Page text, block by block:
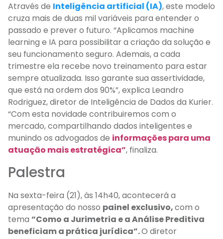
Através de Inteligência artificial (IA), este modelo
cruza mais de duas mil variáveis para entender o
passado e prever o futuro. “Aplicamos machine
learning e IA para possibilitar a criação da solução e
seu funcionamento seguro. Ademais, a cada
trimestre ela recebe novo treinamento para estar
sempre atualizada. Isso garante sua assertividade,
que está na ordem dos 90%”, explica Leandro
Rodriguez, diretor de Inteligência de Dados da Kurier.
“Com esta novidade contribuiremos com o
mercado, compartilhando dados inteligentes e
munindo os advogados de informações para uma
atuação mais estratégica”, finaliza.
Palestra
Na sexta-feira (21), às 14h40, acontecerá a
apresentação do nosso painel exclusivo,com o
tema “Como a Jurimetria e a Análise Preditiva
beneficiam a prática jurídica”.O diretor